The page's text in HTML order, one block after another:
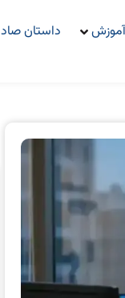
آموزش داستان صاد